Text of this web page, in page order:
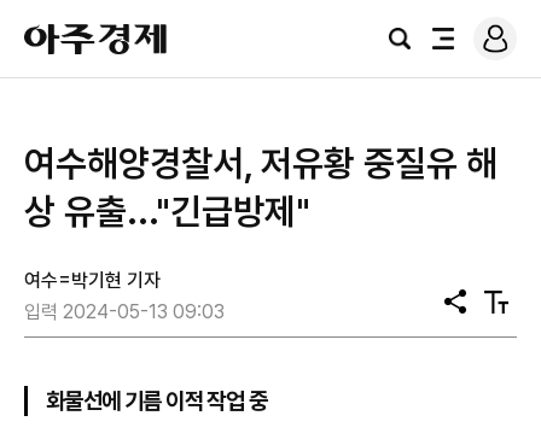
아
주
경
검
전
로
그
여수해양경찰서, 저유황 중질유 해
상 유출..."긴급방제"
여수=박기현 기자
입력 2024-05-13 09:03
공
유
텍
스
화물선에 기름 이적 작업 중